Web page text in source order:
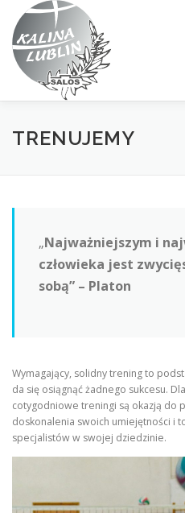
Przejdź
treści
STRONA GŁÓWNA
AKTUALNOŚCI KONTAKT
TRENUJEMY
„Najważniejszym i
człowieka jest
sobą” – Platon
Wymagający, solidny trening to
da się osiągnąć żadnego sukcesu.
cotygodniowe treningi są okazją do
doskonalenia swoich umiejętności i
specjalistów w swojej dziedzinie.